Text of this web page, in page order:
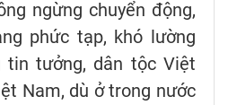
ngừng chuyển động,
phức tạp, khó lường
tin tưởng, dân tộc Việt
Nam, dù ở trong nước